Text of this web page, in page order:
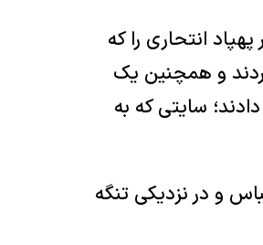
انتحاری را که
و همچنین یک
سایتی که به
و در نزدیکی تنگه